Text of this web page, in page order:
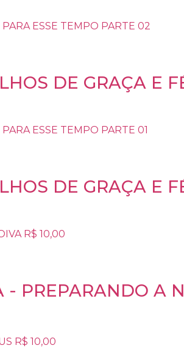
DE GRAÇA E
DE GRAÇA E
PREPARANDO A